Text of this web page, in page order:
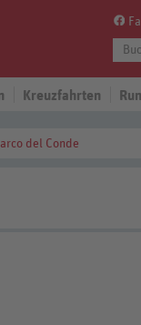
Kreuzfahrten
del Conde